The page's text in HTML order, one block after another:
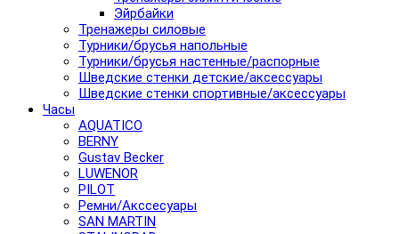
Эйрбайки
Тренажеры силовые
Турники/брусья напольные
Турники/брусья настенные/распорные
Шведские стенки детские/аксессуары
Шведские стенки спортивные/аксессуары
Часы
AQUATICO
BERNY
Gustav Becker
LUWENOR
PILOT
Pемни/Акссесуары
SAN MARTIN